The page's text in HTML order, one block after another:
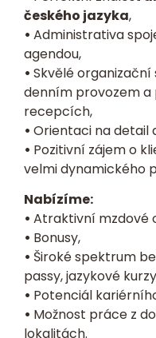
českého jazyka,
• Administrativa
agendou,
• Skvělé
denním provozem
recepcích,
• Orientaci na detail
• Pozitivní zájem o
velmi dynamického
Nabízíme:
• Atraktivní mzdové
• Bonusy,
• Široké spektrum
passy, jazykové
• Potenciál
• Možnost práce z
lokalitách.